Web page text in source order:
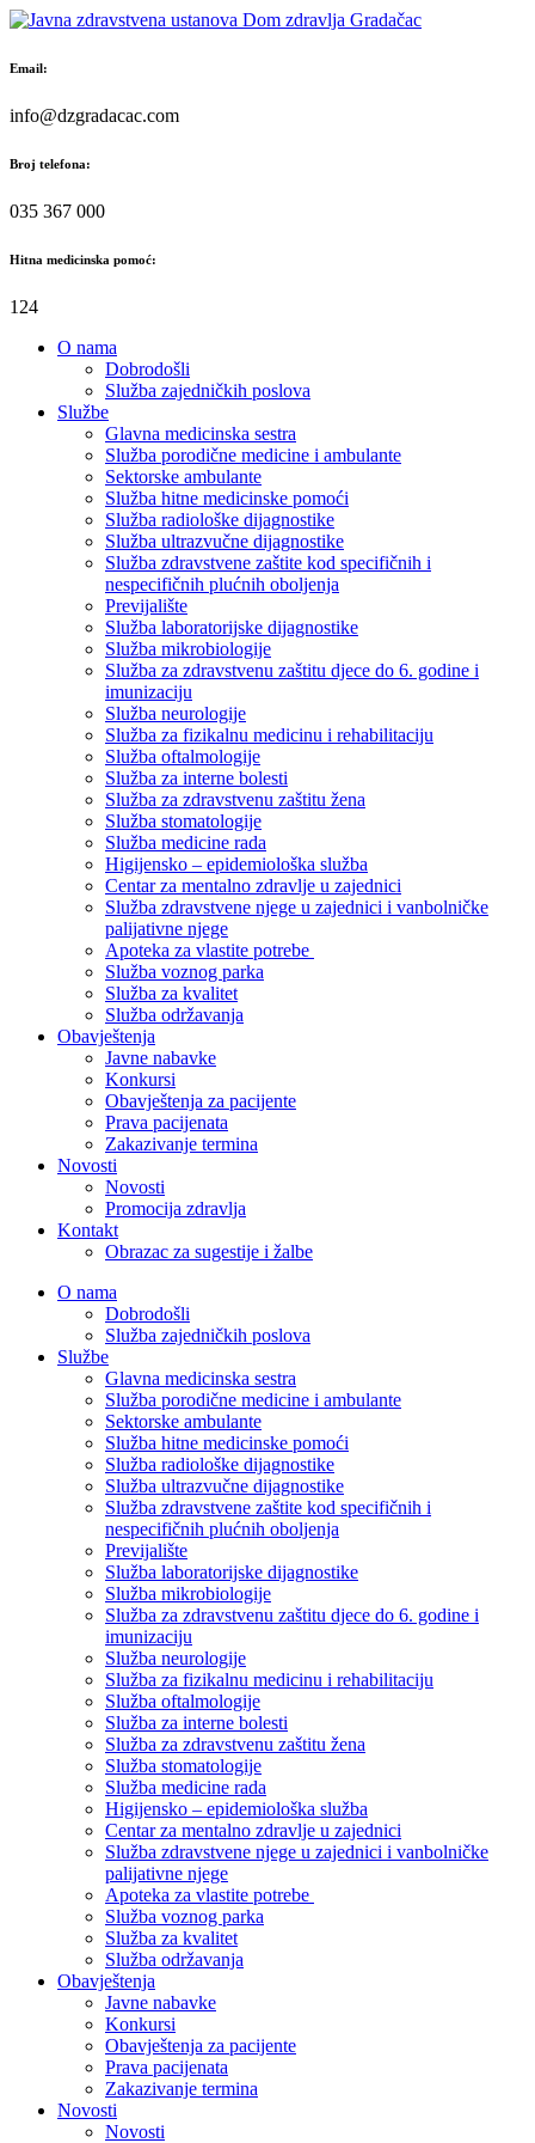
Skip
content
Email:
info@dzgradacac.com
Broj telefona:
035 367 000
Hitna medicinska pomoć:
124
O nama
Dobrodošli
Služba zajedničkih poslova
Službe
Glavna medicinska sestra
Služba porodične medicine i ambulante
Sektorske ambulante
Služba hitne medicinske pomoći
Služba radiološke dijagnostike
Služba ultrazvučne dijagnostike
Služba zdravstvene zaštite kod specifičnih i
nespecifičnih plućnih oboljenja
Previjalište
Služba laboratorijske dijagnostike
Služba mikrobiologije
Služba za zdravstvenu zaštitu djece do 6. godine i
imunizaciju
Služba neurologije
Služba za fizikalnu medicinu i rehabilitaciju
Služba oftalmologije
Služba za interne bolesti
Služba za zdravstvenu zaštitu žena
Služba stomatologije
Služba medicine rada
Higijensko – epidemiološka služba
Centar za mentalno zdravlje u zajednici
Služba zdravstvene njege u zajednici i vanbolničke
palijativne njege
Apoteka za vlastite potrebe
Služba voznog parka
Služba za kvalitet
Služba održavanja
Obavještenja
Javne nabavke
Konkursi
Obavještenja za pacijente
Prava pacijenata
Zakazivanje termina
Novosti
Novosti
Promocija zdravlja
Kontakt
Obrazac za sugestije i žalbe
O nama
Dobrodošli
Služba zajedničkih poslova
Službe
Glavna medicinska sestra
Služba porodične medicine i ambulante
Sektorske ambulante
Služba hitne medicinske pomoći
Služba radiološke dijagnostike
Služba ultrazvučne dijagnostike
Služba zdravstvene zaštite kod specifičnih i
nespecifičnih plućnih oboljenja
Previjalište
Služba laboratorijske dijagnostike
Služba mikrobiologije
Služba za zdravstvenu zaštitu djece do 6. godine i
imunizaciju
Služba neurologije
Služba za fizikalnu medicinu i rehabilitaciju
Služba oftalmologije
Služba za interne bolesti
Služba za zdravstvenu zaštitu žena
Služba stomatologije
Služba medicine rada
Higijensko – epidemiološka služba
Centar za mentalno zdravlje u zajednici
Služba zdravstvene njege u zajednici i vanbolničke
palijativne njege
Apoteka za vlastite potrebe
Služba voznog parka
Služba za kvalitet
Služba održavanja
Obavještenja
Javne nabavke
Konkursi
Obavještenja za pacijente
Prava pacijenata
Zakazivanje termina
Novosti
Novosti